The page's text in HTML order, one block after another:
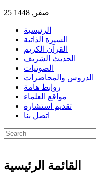
25 صفر, 1448
الرئيسية
السيرة الذاتية
القرآن الكريم
الحديث الشريف
الصوتيات
الدروس والمحاضرات
روابط هامة
مواقع العلماء
تقديم استشارة
اتصل بنا
القائمة الرئيسية